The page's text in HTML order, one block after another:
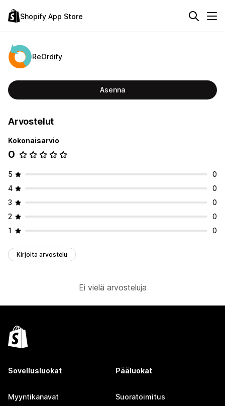
Shopify App Store
ReOrdify
Asenna
Arvostelut
Kokonaisarvio
0
5
0
4
0
3
0
2
0
1
0
Kirjoita arvostelu
Ei vielä arvosteluja
Sovellusluokat
Myyntikanavat
Pääluokat
Suoratoimitus